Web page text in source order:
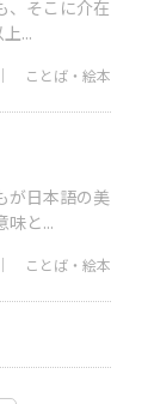
、そこに介在
...
ことば・絵本
が日本語の美
味と...
ことば・絵本